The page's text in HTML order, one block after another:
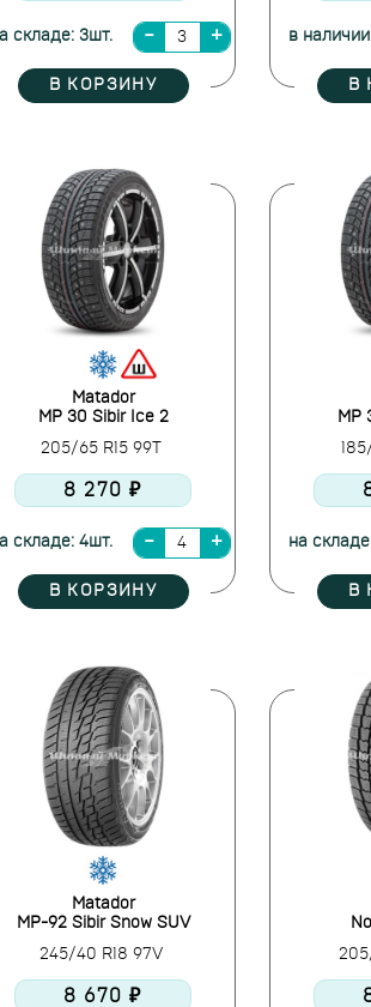
складе: 3шт.
В КОРЗИНУ
в
В
Matador
MP 30 Sibir Ice 2
205/65 R15 99T
8 270 ₽
складе: 4шт.
В КОРЗИНУ
MP
на
В
Matador
MP-92 Sibir Snow SUV
245/40 R18 97V
8 670 ₽